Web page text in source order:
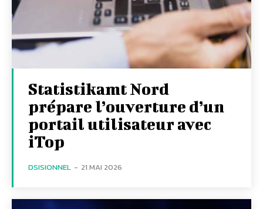
Statistikamt Nord
prépare l’ouverture d’un
portail utilisateur avec
iTop
DSISIONNEL - 21 MAI 2026